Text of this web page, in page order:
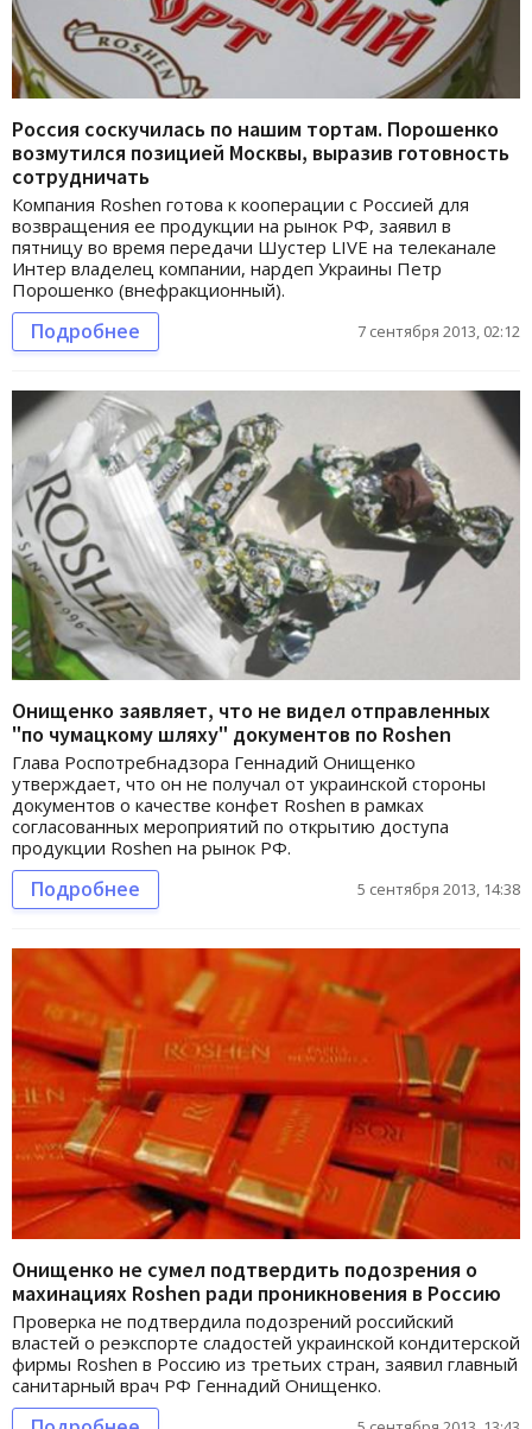
Россия соскучилась по нашим тортам. Порошенко
возмутился позицией Москвы, выразив готовность
сотрудничать
Компания Roshen готова к кооперации с Россией для
возвращения ее продукции на рынок РФ, заявил в
пятницу во время передачи Шустер LIVE на телеканале
Интер владелец компании, нардеп Украины Петр
Порошенко (внефракционный).
Подробнее 7 сентября 2013, 02:12
Онищенко заявляет, что не видел отправленных
"по чумацкому шляху" документов по Roshen
Глава Роспотребнадзора Геннадий Онищенко
утверждает, что он не получал от украинской стороны
документов о качестве конфет Roshen в рамках
согласованных мероприятий по открытию доступа
продукции Roshen на рынок РФ.
Подробнее 5 сентября 2013, 14:38
Онищенко не сумел подтвердить подозрения о
махинациях Roshen ради проникновения в Россию
Проверка не подтвердила подозрений российский
властей о реэкспорте сладостей украинской кондитерской
фирмы Roshen в Россию из третьих стран, заявил главный
санитарный врач РФ Геннадий Онищенко.